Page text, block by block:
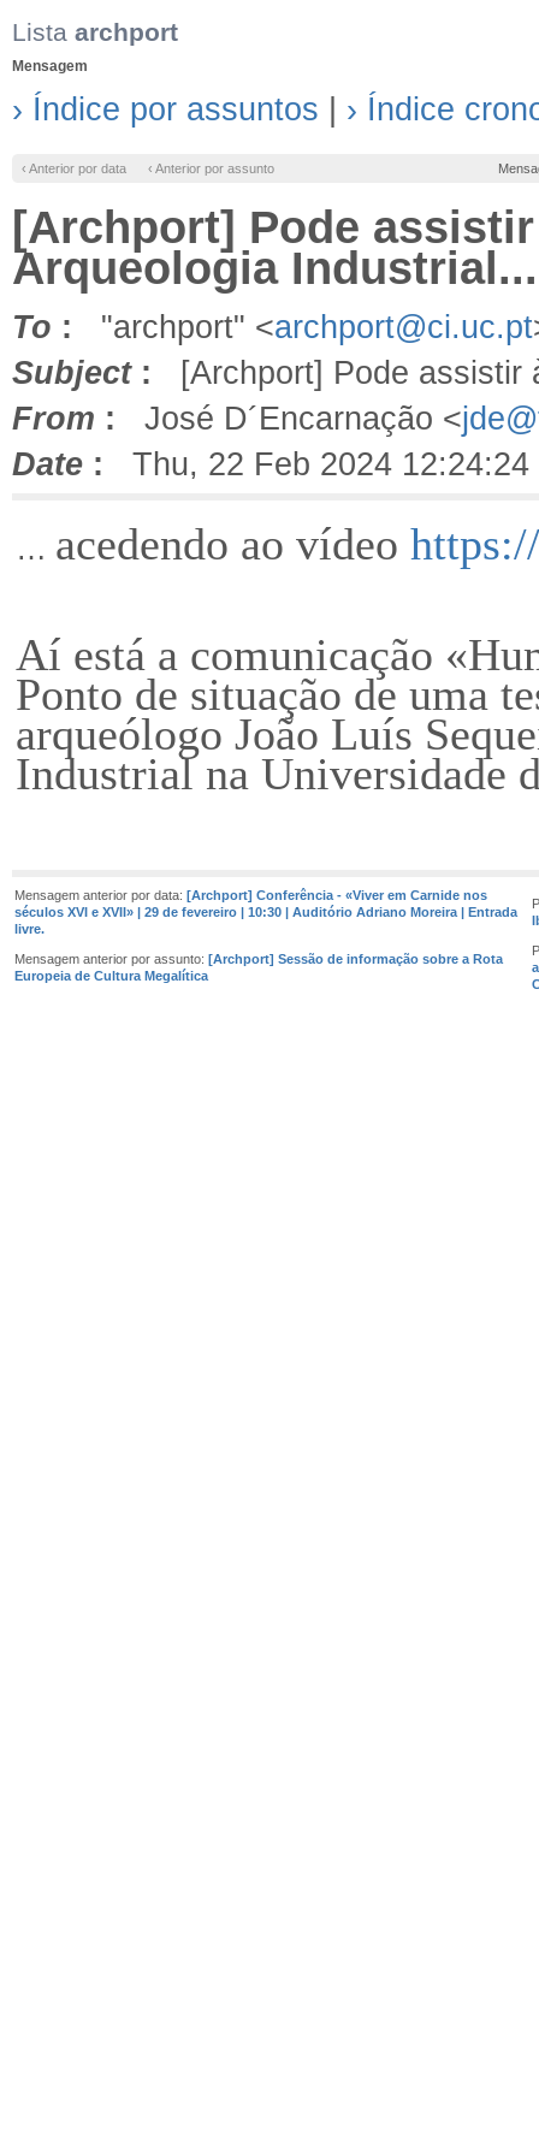
Lista archport
Mensagem
› Índice por assuntos › Índice
‹ Anterior por data ‹ Anterior por assunto
[Archport] Pode
Arqueologia Industrial...
To : "archport" <archport@ci.uc.pt
Subject: [Archport] Pode assistir
From : José D´Encarnação <
Date : Thu, 22 Feb 2024 12:24:24
… acedendo ao vídeo
Aí está a comunicação
Ponto de situação de uma
arqueólogo João Luís
Industrial na Universidade
Mensagem anterior por data: [Archport] Conferência - «Viver em Carnide nos
séculos XVI e XVII» | 29 de fevereiro | 10:30 | Auditório Adriano Moreira | Entrada
livre.
Mensagem anterior por assunto: [Archport] Sessão de informação sobre a Rota
Europeia de Cultura Megalítica